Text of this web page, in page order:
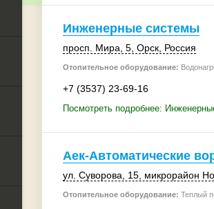
Инженерные системы
просп. Мира, 5, Орск, Россия
Отопительное оборудование:
+7 (3537) 23-69-16
Посмотреть подробнее:
Аек-Автоматические
ул. Суворова, 15, микрорайон
Отопительное оборудование: Теплый